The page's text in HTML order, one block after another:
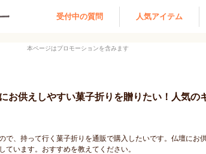
受付中の質問 人気アイテム
本ページはプロモーションを含みます
お供えしやすい菓子折りを贈りたい！人気の
で、持って行く菓子折りを通販で購入したいです。仏壇にお
ています。おすすめを教えてください。